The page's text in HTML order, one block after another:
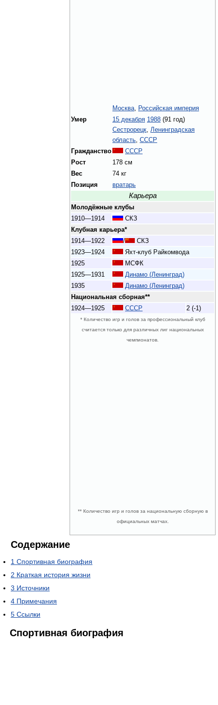
Москва, Российская империя
Умер
15 декабря 1988 (91 год)
Сестрорецк, Ленинградская
область, СССР
Гражданство
СССР
Рост
178 см
Вес
74 кг
Позиция
вратарь
Карьера
Молодёжные клубы
1910—1914
СКЗ
Клубная карьера*
1914—1922
/
СКЗ
1923—1924
Яхт-клуб Райкомвода
1925
МСФК
1925—1931
Динамо (Ленинград)
1935
Динамо (Ленинград)
Национальная сборная**
1924—1925
СССР 2 (-1)
* Количество игр и голов за профессиональный клуб
считается только для различных лиг национальных
чемпионатов.
** Количество игр и голов за национальную сборную в
официальных матчах.
Содержание
1 Спортивная биография
2 Краткая история жизни
3 Источники
4 Примечания
5 Ссылки
Спортивная биография